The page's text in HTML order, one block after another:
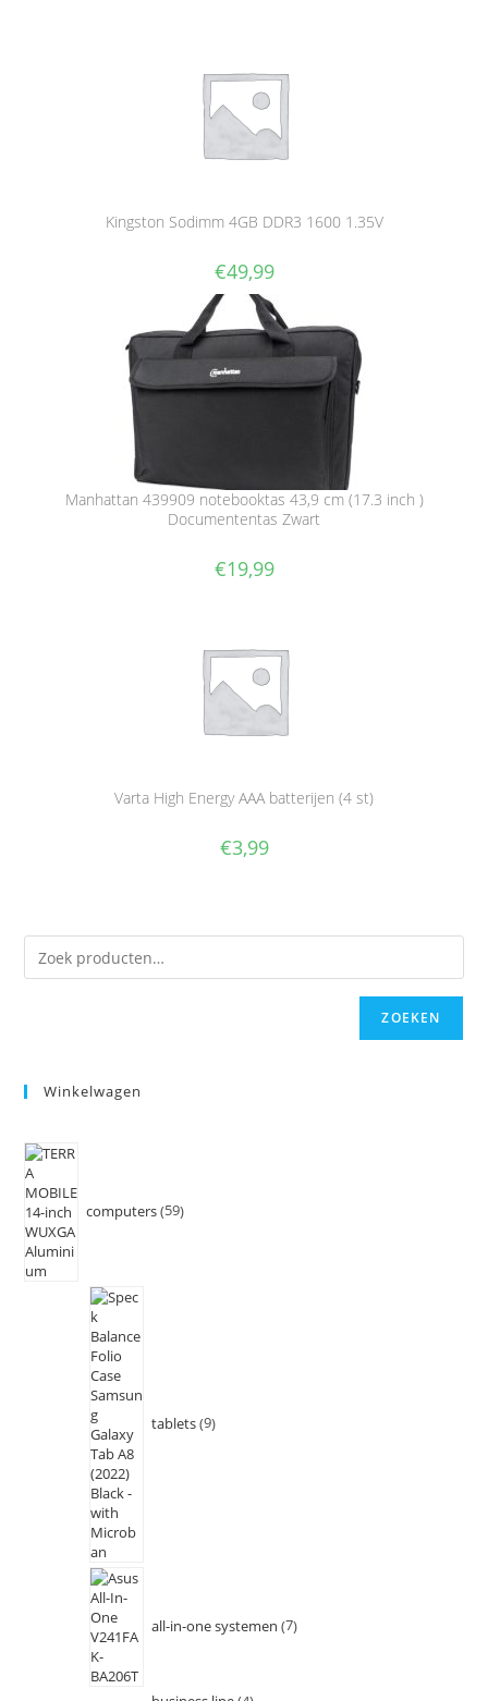
Kingston Sodimm 4GB DDR3 1600 1.35V
€49,99
Manhattan 439909 notebooktas 43,9 cm (17.3 inch )
Documententas Zwart
€19,99
Varta High Energy AAA batterijen (4 st)
€3,99
ZOEKEN
Winkelwagen
computers 59
tablets 9
all-in-one systemen 7